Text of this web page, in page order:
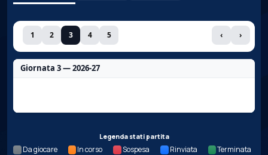
1 2 3 4 5 ‹ ›
Giornata 3 — 2026-27
Legenda stati partita
Da giocare In corso Sospesa Rinviata Terminata